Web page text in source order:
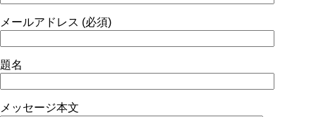
メールアドレス (必須)
題名
メッセージ本文